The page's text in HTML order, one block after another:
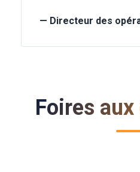
— Directeur des
Foires